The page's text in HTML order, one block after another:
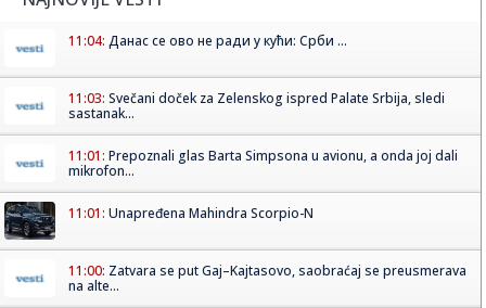
11:04: Данас се ово не ради у кући: Срби ...
11:03: Svečani doček za Zelenskog ispred Palate Srbija, sledi
sastanak...
11:01: Prepoznali glas Barta Simpsona u avionu, a onda joj dali
mikrofon...
11:01: Unapređena Mahindra Scorpio-N
11:00: Zatvara se put Gaj–Kajtasovo, saobraćaj se preusmerava
na alte...